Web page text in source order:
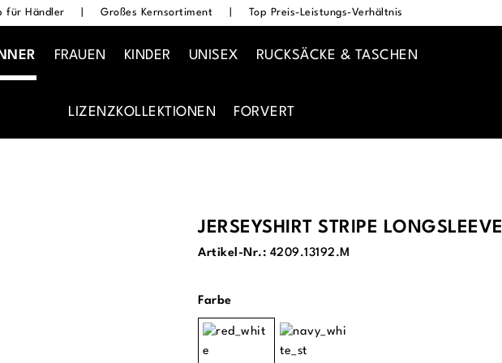
für Händler Großes Kernsortiment Top Preis-Leistungs-Verhältnis
FRAUEN KINDER UNISEX RUCKSÄCKE & TASCHEN
LIZENZKOLLEKTIONEN FORVERT
JERSEYSHIRT STRIPE LONGSLEEVE
Artikel-Nr.: 4209.13192.M
Farbeauswählen